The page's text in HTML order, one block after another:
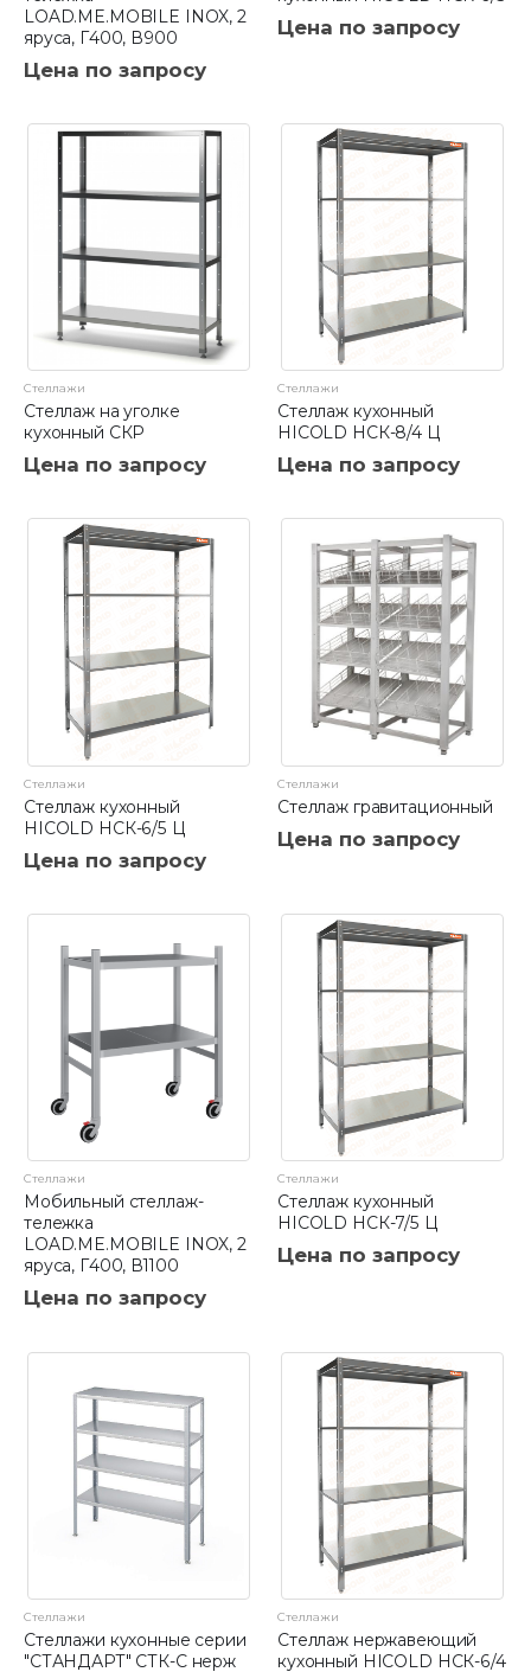
LOAD.ME.MOBILE INOX, 2
яруса, Г400, В900
Цена по запросу
Цена по запросу
Стеллажи
Стеллаж на уголке
кухонный СКР
Цена по запросу
Стеллажи
Стеллаж кухонный
HICOLD НСК-8/4 Ц
Цена по запросу
Стеллажи
Стеллаж кухонный
HICOLD НСК-6/5 Ц
Цена по запросу
Стеллажи
Стеллаж гравитационный
Цена по запросу
Стеллажи
Мобильный стеллаж-
тележка
LOAD.ME.MOBILE INOX, 2
яруса, Г400, В1100
Цена по запросу
Стеллажи
Стеллаж кухонный
HICOLD НСК-7/5 Ц
Цена по запросу
Стеллажи
Стеллажи кухонные серии
"СТАНДАРТ" СТК-С нерж
Стеллажи
Стеллаж нержавеющий
кухонный HICOLD НСК-6/4